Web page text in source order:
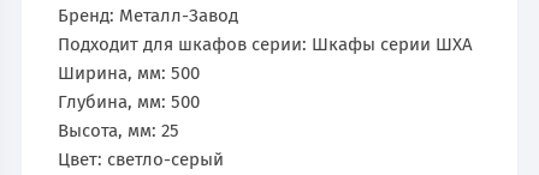
Бренд: Металл-Завод
Подходит для шкафов серии: Шкафы серии ШХА
Ширина, мм: 500
Глубина, мм: 500
Высота, мм: 25
Цвет: светло-серый